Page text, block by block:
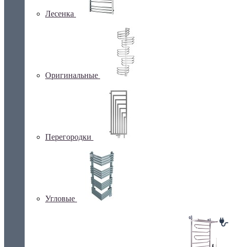
Лесенка
Оригинальные
Перегородки
Угловые